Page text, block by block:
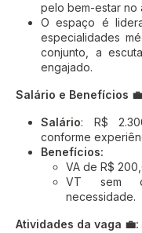
pelo bem-estar no
O espaço é
especialidades
conjunto, a
engajado.
Salário e Benefícios
Salário: R$
conforme
Benefícios:
VA de R$
VT sem
necessidade.
Atividades da vaga 💼: